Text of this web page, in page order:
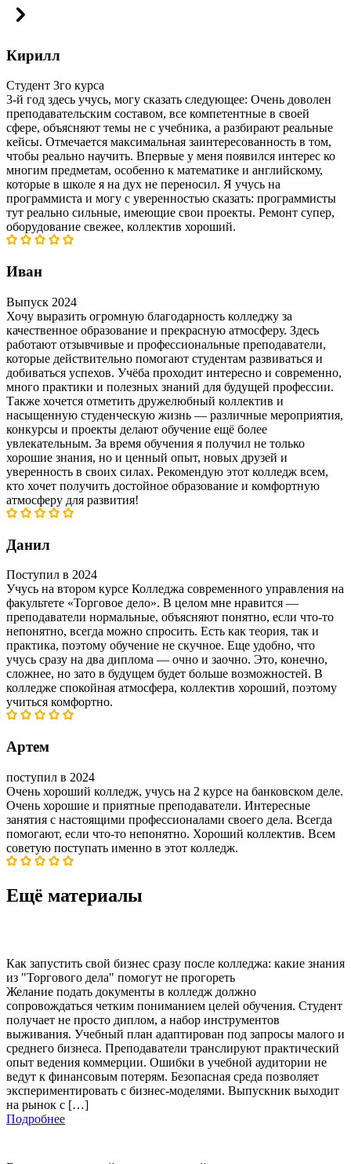
Кирилл
Студент 3го курса
3-й год здесь учусь, могу сказать следующее: Очень доволен
преподавательским составом, все компетентные в своей
сфере, объясняют темы не с учебника, а разбирают реальные
кейсы. Отмечается максимальная заинтересованность в том,
чтобы реально научить. Впервые у меня появился интерес ко
многим предметам, особенно к математике и английскому,
которые в школе я на дух не переносил. Я учусь на
программиста и могу с уверенностью сказать: программисты
тут реально сильные, имеющие свои проекты. Ремонт супер,
оборудование свежее, коллектив хороший.
Иван
Выпуск 2024
Хочу выразить огромную благодарность колледжу за
качественное образование и прекрасную атмосферу. Здесь
работают отзывчивые и профессиональные преподаватели,
которые действительно помогают студентам развиваться и
добиваться успехов. Учёба проходит интересно и современно,
много практики и полезных знаний для будущей профессии.
Также хочется отметить дружелюбный коллектив и
насыщенную студенческую жизнь — различные мероприятия,
конкурсы и проекты делают обучение ещё более
увлекательным. За время обучения я получил не только
хорошие знания, но и ценный опыт, новых друзей и
уверенность в своих силах. Рекомендую этот колледж всем,
кто хочет получить достойное образование и комфортную
атмосферу для развития!
Данил
Поступил в 2024
Учусь на втором курсе Колледжа современного управления на
факультете «Торговое дело». В целом мне нравится —
преподаватели нормальные, объясняют понятно, если что-то
непонятно, всегда можно спросить. Есть как теория, так и
практика, поэтому обучение не скучное. Еще удобно, что
учусь сразу на два диплома — очно и заочно. Это, конечно,
сложнее, но зато в будущем будет больше возможностей. В
колледже спокойная атмосфера, коллектив хороший, поэтому
учиться комфортно.
Артем
поступил в 2024
Очень хороший колледж, учусь на 2 курсе на банковском деле.
Очень хорошие и приятные преподаватели. Интересные
занятия с настоящими профессионалами своего дела. Всегда
помогают, если что-то непонятно. Хороший коллектив. Всем
советую поступать именно в этот колледж.
Ещё материалы
Как запустить свой бизнес сразу после колледжа: какие знания
из "Торгового дела" помогут не прогореть
Желание подать документы в колледж должно
сопровождаться четким пониманием целей обучения. Студент
получает не просто диплом, а набор инструментов
выживания. Учебный план адаптирован под запросы малого и
среднего бизнеса. Преподаватели транслируют практический
опыт ведения коммерции. Ошибки в учебной аудитории не
ведут к финансовым потерям. Безопасная среда позволяет
экспериментировать с бизнес-моделями. Выпускник выходит
на рынок с […]
Подробнее